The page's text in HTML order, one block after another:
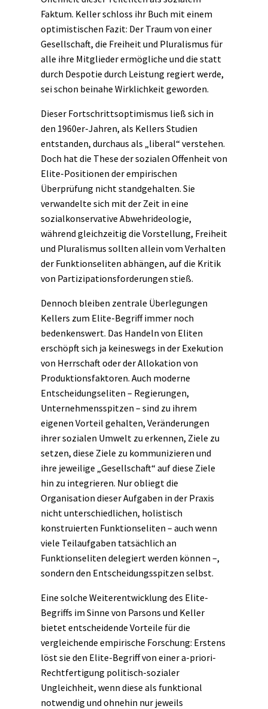
Faktum. Keller schloss ihr Buch mit einem
optimistischen Fazit: Der Traum von einer
Gesellschaft, die Freiheit und Pluralismus für
alle ihre Mitglieder ermögliche und die statt
durch Despotie durch Leistung regiert werde,
sei schon beinahe Wirklichkeit geworden.
Dieser Fortschrittsoptimismus ließ sich in
den 1960er-Jahren, als Kellers Studien
entstanden, durchaus als „liberal“ verstehen.
Doch hat die These der sozialen Offenheit von
Elite-Positionen der empirischen
Überprüfung nicht standgehalten. Sie
verwandelte sich mit der Zeit in eine
sozialkonservative Abwehrideologie,
während gleichzeitig die Vorstellung, Freiheit
und Pluralismus sollten allein vom Verhalten
der Funktionseliten abhängen, auf die Kritik
von Partizipationsforderungen stieß.
Dennoch bleiben zentrale Überlegungen
Kellers zum Elite-Begriff immer noch
bedenkenswert. Das Handeln von Eliten
erschöpft sich ja keineswegs in der Exekution
von Herrschaft oder der Allokation von
Produktionsfaktoren. Auch moderne
Entscheidungseliten – Regierungen,
Unternehmensspitzen – sind zu ihrem
eigenen Vorteil gehalten, Veränderungen
ihrer sozialen Umwelt zu erkennen, Ziele zu
setzen, diese Ziele zu kommunizieren und
ihre jeweilige „Gesellschaft“ auf diese Ziele
hin zu integrieren. Nur obliegt die
Organisation dieser Aufgaben in der Praxis
nicht unterschiedlichen, holistisch
konstruierten Funktionseliten – auch wenn
viele Teilaufgaben tatsächlich an
Funktionseliten delegiert werden können –,
sondern den Entscheidungsspitzen selbst.
Eine solche Weiterentwicklung des Elite-
Begriffs im Sinne von Parsons und Keller
bietet entscheidende Vorteile für die
vergleichende empirische Forschung: Erstens
löst sie den Elite-Begriff von einer a-priori-
Rechtfertigung politisch-sozialer
Ungleichheit, wenn diese als funktional
notwendig und ohnehin nur jeweils